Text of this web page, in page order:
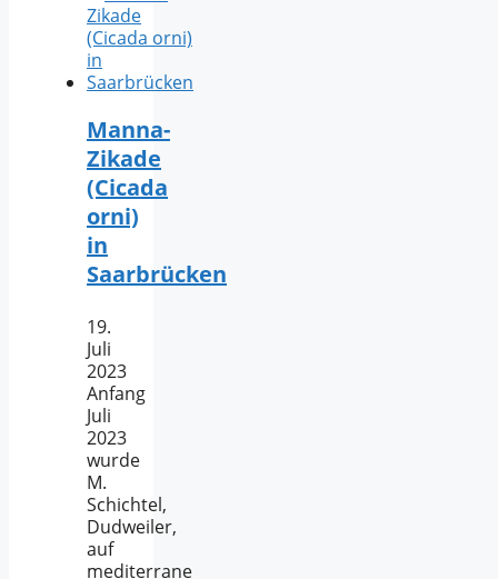
Manna-
Zikade
(Cicada
orni)
in
Saarbrücken
19.
Juli
2023
Anfang
Juli
2023
wurde
M.
Schichtel,
Dudweiler,
auf
mediterrane